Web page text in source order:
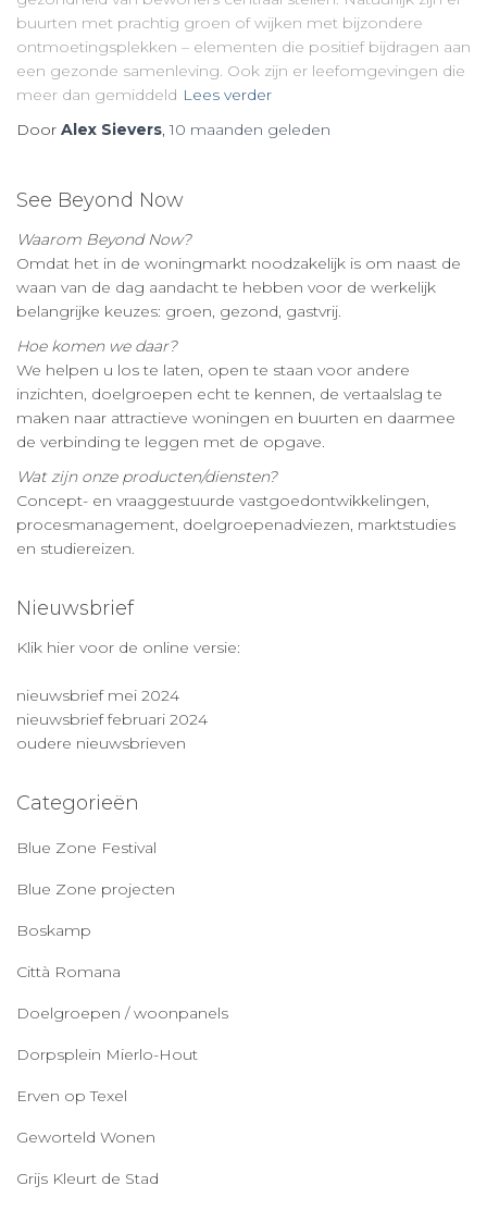
buurten met prachtig groen of wijken met bijzondere
ontmoetingsplekken – elementen die positief bijdragen aan
een gezonde samenleving. Ook zijn er leefomgevingen die
meer dan gemiddeld Lees verder
Door Alex Sievers,10 maanden geleden
See Beyond Now
Waarom Beyond Now?
Omdat het in de woningmarkt noodzakelijk is om naast de
waan van de dag aandacht te hebben voor de werkelijk
belangrijke keuzes: groen, gezond, gastvrij.
Hoe komen we daar?
We helpen u los te laten, open te staan voor andere
inzichten, doelgroepen echt te kennen, de vertaalslag te
maken naar attractieve woningen en buurten en daarmee
de verbinding te leggen met de opgave.
Wat zijn onze producten/diensten?
Concept- en vraaggestuurde vastgoedontwikkelingen,
procesmanagement, doelgroepenadviezen, marktstudies
en studiereizen.
Nieuwsbrief
Klik hier voor de online versie:
nieuwsbrief mei 2024
nieuwsbrief februari 2024
oudere nieuwsbrieven
Categorieën
Blue Zone Festival
Blue Zone projecten
Boskamp
Città Romana
Doelgroepen / woonpanels
Dorpsplein Mierlo-Hout
Erven op Texel
Geworteld Wonen
Grijs Kleurt de Stad